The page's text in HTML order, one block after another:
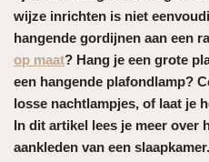
wijze inrichten is niet
hangende gordijnen aan een
op maat? Hang je een grote
een hangende plafondlamp?
losse nachtlampjes, of laat je
In dit artikel lees je meer over
aankleden van een slaapkamer.